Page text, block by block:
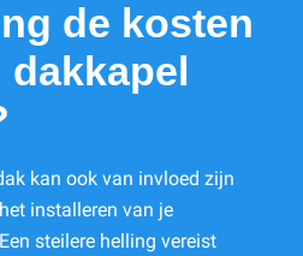
de kosten
kan ook van invloed zijn
installeren van je
steilere helling vereist